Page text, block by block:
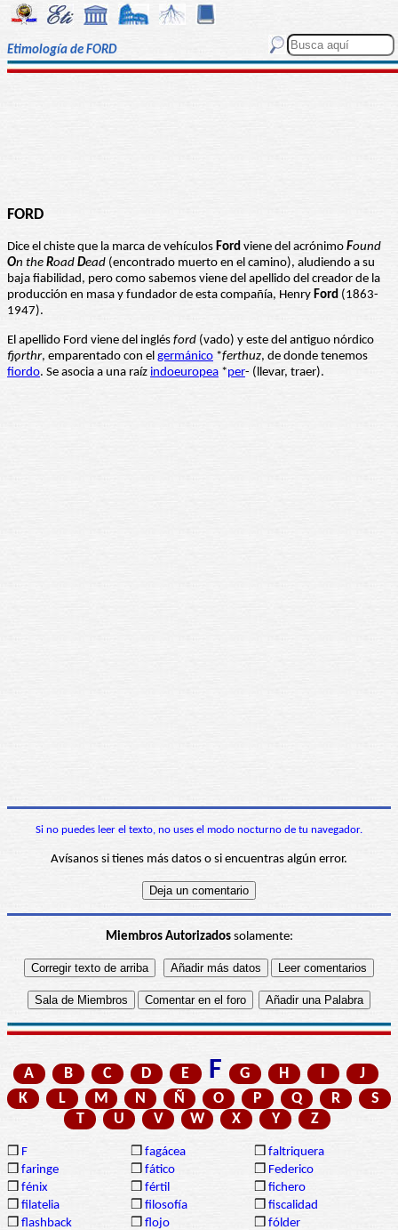
Etimología de FORD
FORD
Dice el chiste que la marca de vehículos Ford viene del acrónimo Found
On the Road Dead (encontrado muerto en el camino), aludiendo a su
baja fiabilidad, pero como sabemos viene del apellido del creador de la
producción en masa y fundador de esta compañía, Henry Ford (1863-
1947).
El apellido Ford viene del inglés ford (vado) y este del antiguo nórdico
fjǫrthr, emparentado con el germánico *ferthuz, de donde tenemos
fiordo. Se asocia a una raíz indoeuropea *per- (llevar, traer).
Si no puedes leer el texto, no uses el modo nocturno de tu navegador.
Avísanos si tienes más datos o si encuentras algún error.
Miembros Autorizadossolamente:
A B C D E F G H I
J
K
L M N Ñ O P Q R
S
T
U V W X Y Z
❒ F ❒ fagácea ❒ faltriquera
❒ faringe ❒ fático ❒ Federico
❒ fénix ❒ fértil ❒ fichero
❒ filatelia ❒ filosofía ❒ fiscalidad
❒ flashback ❒ flojo ❒ fólder